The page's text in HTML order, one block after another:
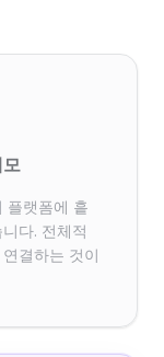
플랫폼에 흩
다. 전체적
결하는 것이